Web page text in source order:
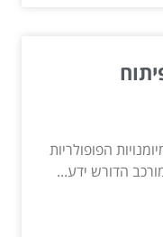
הפופולריות
הדורש ידע...